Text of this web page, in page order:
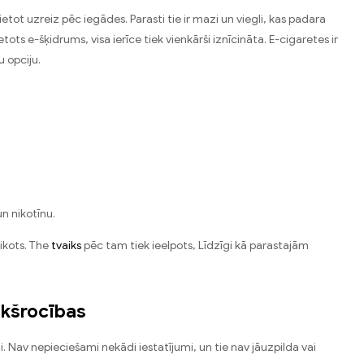
uzreiz pēc iegādes. Parasti tie ir mazi un viegli, kas padara
e-šķidrums, visa ierīce tiek vienkārši iznīcināta. E-cigaretes ir
opciju.
nikotīnu.
The tvaikspēc tam tiek ieelpots, Līdzīgi kā parastajām
Nav nepieciešami nekādi iestatījumi, un tie nav jāuzpilda vai